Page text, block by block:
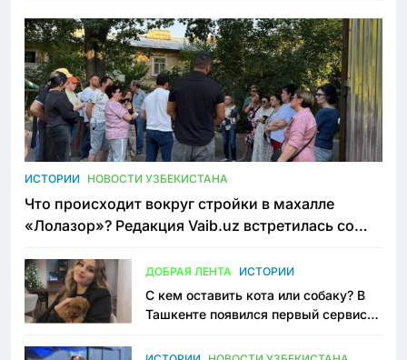
ИСТОРИИ НОВОСТИ УЗБЕКИСТАНА
Что происходит вокруг стройки в махалле
«Лолазор»? Редакция Vaib.uz встретилась со
ДОБРАЯ ЛЕНТА ИСТОРИИ
С кем оставить кота или собаку? В
Ташкенте появился первый сервис